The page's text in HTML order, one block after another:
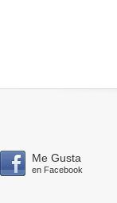
Me Gusta
en Facebook